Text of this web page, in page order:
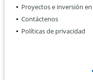
Proyectos e inversión
Contáctenos
Políticas de privacidad